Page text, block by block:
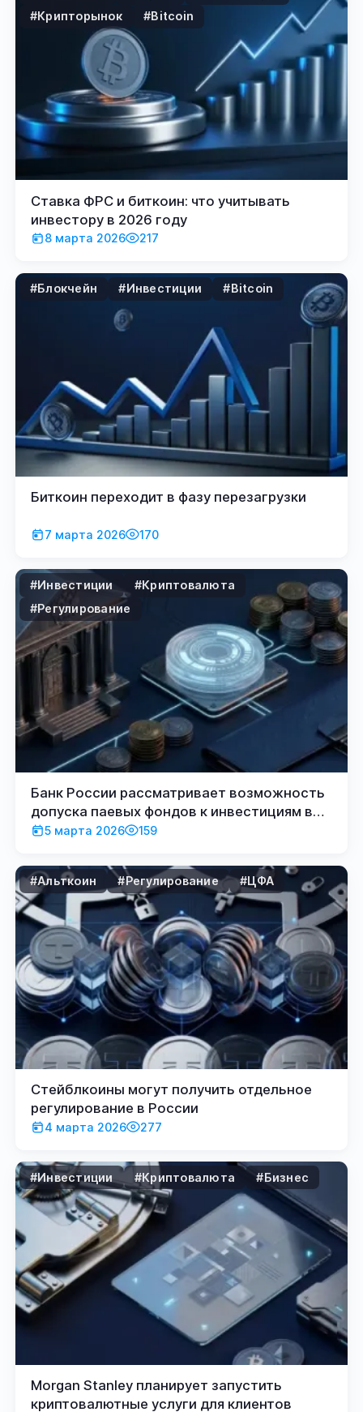
#Крипторынок
#Bitcoin
8 марта 2026 217
Ставка ФРС и биткоин: что учитывать
инвестору в 2026 году
#Блокчейн #Инвестиции #Bitcoin
7 марта 2026 170
Биткоин переходит в фазу перезагрузки
#Инвестиции
#Криптовалюта
#Регулирование
5 марта 2026 159
Банк России рассматривает возможность
допуска паевых фондов к инвестициям в
криптовалюты
#Альткоин #Регулирование #ЦФА
4 марта 2026 277
Стейблкоины могут получить отдельное
регулирование в России
#Инвестиции #Криптовалюта #Бизнес
Morgan Stanley планирует запустить
криптовалютные услуги для клиентов